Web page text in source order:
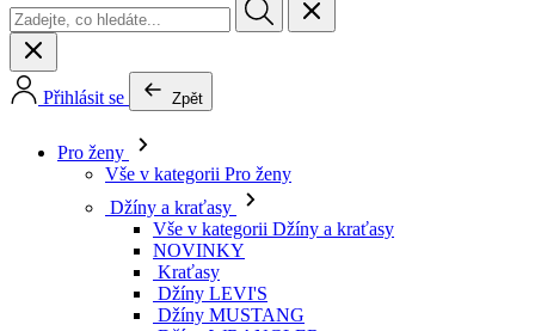
Přihlásit se Zpět
Pro ženy
Vše v kategorii Pro ženy
Džíny a kraťasy
Vše v kategorii Džíny a kraťasy
NOVINKY
Kraťasy
Džíny LEVI'S
Džíny MUSTANG